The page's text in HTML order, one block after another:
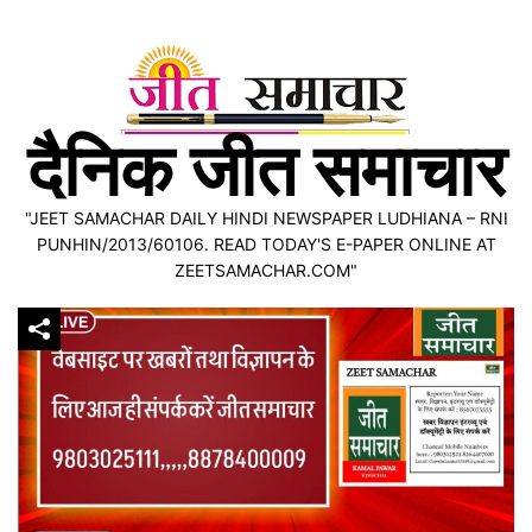
दैनिक जीत समाचार
"JEET SAMACHAR DAILY HINDI NEWSPAPER LUDHIANA – RNI
PUNHIN/2013/60106. READ TODAY'S E-PAPER ONLINE AT
ZEETSAMACHAR.COM"